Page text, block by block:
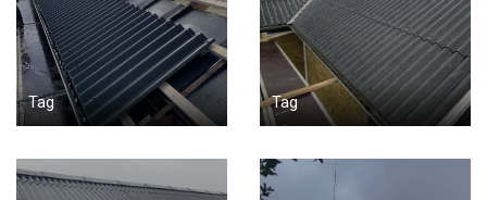
Tag Tag